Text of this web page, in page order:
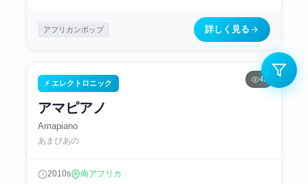
アフリカンポップ 詳しく見る
49
⚡ エレクトロニック
アマピアノ
Amapiano
あまぴあの
2010s 南アフリカ